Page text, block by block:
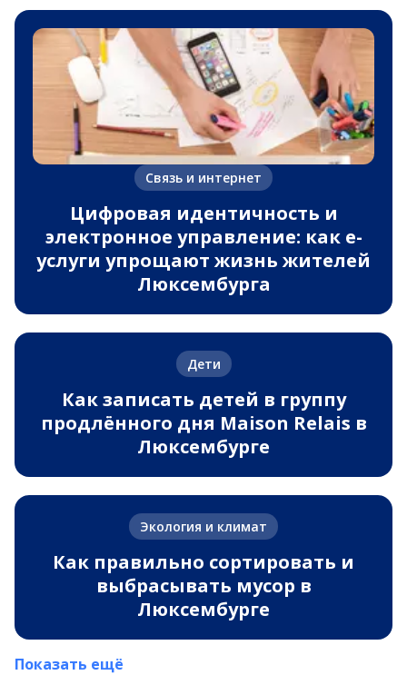
Связь и интернет
Цифровая идентичность и
электронное управление: как e-
услуги упрощают жизнь жителей
Люксембурга
Дети
Как записать детей в группу
продлённого дня Maison Relais в
Люксембурге
Экология и климат
Как правильно сортировать и
выбрасывать мусор в
Люксембурге
Показать ещё